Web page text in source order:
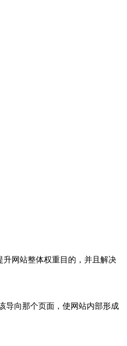
网站整体权重目的，并且解决
向那个页面，使网站内部形成